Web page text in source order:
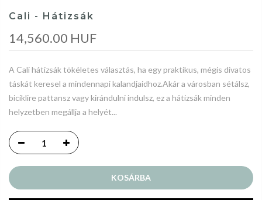
Cali - Hátizsák
14,560.00 HUF
A Cali hátizsák tökéletes választás, ha egy praktikus, mégis divatos
táskát keresel a mindennapi kalandjaidhoz.Akár a városban sétálsz,
biciklire pattansz vagy kirándulni indulsz, ez a hátizsák minden
helyzetben megállja a helyét...
KOSÁRBA